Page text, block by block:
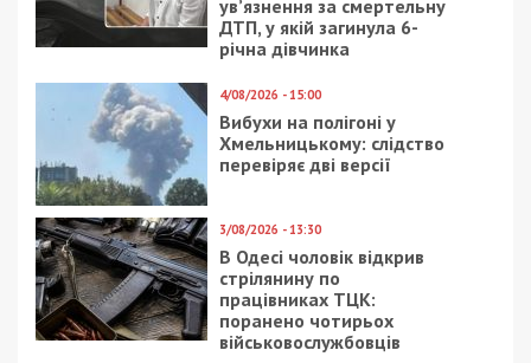
ув’язнення за смертельну
ДТП, у якій загинула 6-
річна дівчинка
4/08/2026 - 15:00
Вибухи на полігоні у
Хмельницькому: слідство
перевіряє дві версії
3/08/2026 - 13:30
В Одесі чоловік відкрив
стрілянину по
працівниках ТЦК:
поранено чотирьох
військовослужбовців